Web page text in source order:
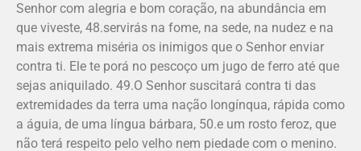
Senhor com alegria e bom coração, na abundância em
que viveste, 48.servirás na fome, na sede, na nudez e na
mais extrema miséria os inimigos que o Senhor enviar
contra ti. Ele te porá no pescoço um jugo de ferro até que
sejas aniquilado. 49.O Senhor suscitará contra ti das
extremidades da terra uma nação longínqua, rápida como
a águia, de uma língua bárbara, 50.e um rosto feroz, que
não terá respeito pelo velho nem piedade com o menino.